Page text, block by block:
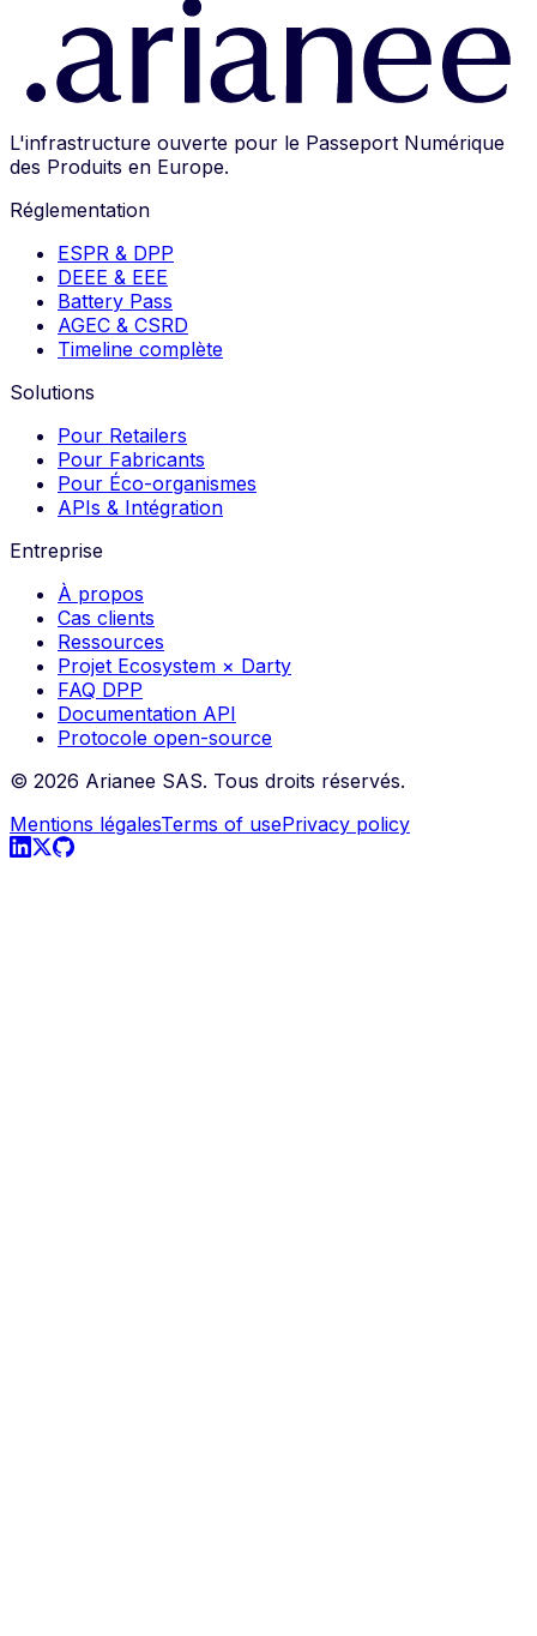
L'infrastructure ouverte pour le Passeport Numérique
des Produits en Europe.
Réglementation
ESPR & DPP
DEEE & EEE
Battery Pass
AGEC & CSRD
Timeline complète
Solutions
Pour Retailers
Pour Fabricants
Pour Éco-organismes
APIs & Intégration
Entreprise
À propos
Cas clients
Ressources
Projet Ecosystem × Darty
FAQ DPP
Documentation API
Protocole open-source
© 2026 Arianee SAS. Tous droits réservés.
Mentions légalesTerms of usePrivacy policy